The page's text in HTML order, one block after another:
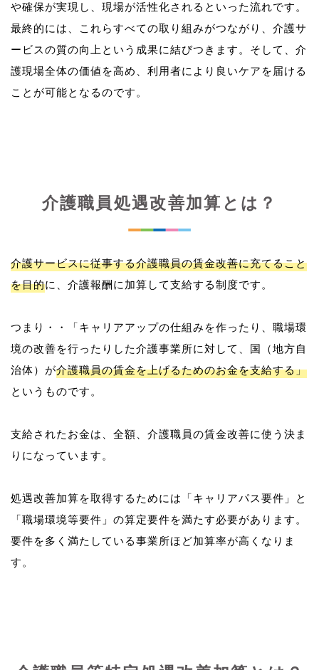
や確保が実現し、現場が活性化されるといった流れです。
最終的には、これらすべての取り組みがつながり、介護サ
ービスの質の向上という成果に結びつきます。そして、介
護現場全体の価値を高め、利用者により良いケアを届ける
介護職員処遇改善加算とは？
介護サービスに従事する介護職員の賃金改善に充てること
を目的に、介護報酬に加算して支給する制度です。
つまり・・「キャリアアップの仕組みを作ったり、職場環
境の改善を行ったりした介護事業所に対して、国（地方自
治体）が介護職員の賃金を上げるためのお金を支給する」
というものです。
支給されたお金は、全額、介護職員の賃金改善に使う決ま
りになっています。
処遇改善加算を取得するためには「キャリアパス要件」と
「職場環境等要件」の算定要件を満たす必要があります。
要件を多く満たしている事業所ほど加算率が高くなりま
す。